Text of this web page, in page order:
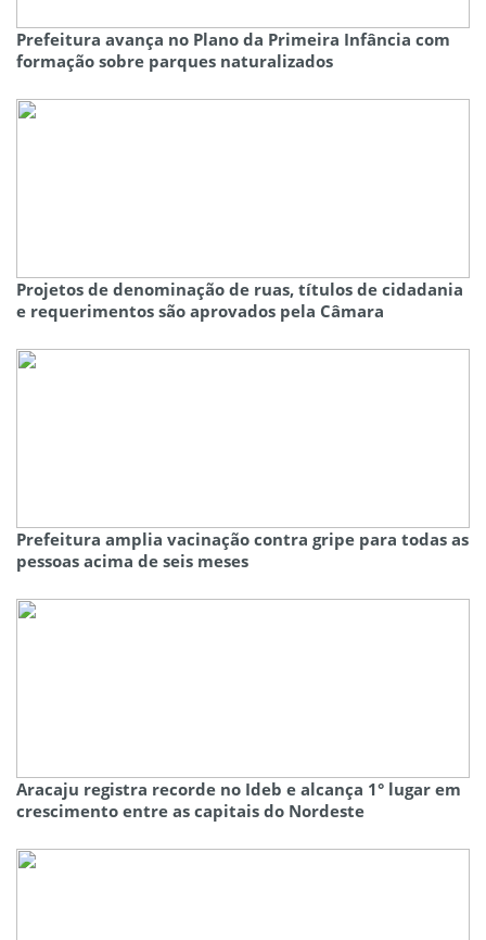
Prefeitura avança no Plano da Primeira Infância com
formação sobre parques naturalizados
Projetos de denominação de ruas, títulos de cidadania
e requerimentos são aprovados pela Câmara
Prefeitura amplia vacinação contra gripe para todas as
pessoas acima de seis meses
Aracaju registra recorde no Ideb e alcança 1° lugar em
crescimento entre as capitais do Nordeste